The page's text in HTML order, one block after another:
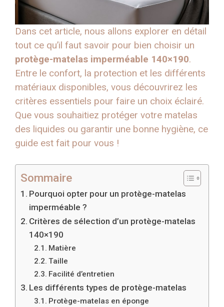
Dans cet article, nous allons explorer en détail
tout ce qu’il faut savoir pour bien choisir un
protège-matelas imperméable 140×190.
Entre le confort, la protection et les différents
matériaux disponibles, vous découvrirez les
critères essentiels pour faire un choix éclairé.
Que vous souhaitiez protéger votre matelas
des liquides ou garantir une bonne hygiène, ce
guide est fait pour vous !
Sommaire
Pourquoi opter pour un protège-matelas
imperméable ?
Critères de sélection d’un protège-matelas
140×190
Matière
Taille
Facilité d’entretien
Les différents types de protège-matelas
Protège-matelas en éponge